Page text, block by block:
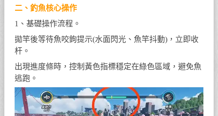
二、釣魚核心操作
1、基礎操作流程。
拋竿後等待魚咬鉤提示(水面閃光、魚竿抖動)，立即收
杆。
出現進度條時，控制黃色指標穩定在綠色區域，避免魚
逃跑。